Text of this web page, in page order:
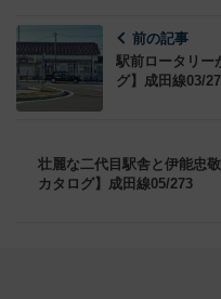
前の記事
駅前ロータリ
グ】成田線03/
壮麗な二代目駅舎と伊能忠
カタログ】成田線05/273